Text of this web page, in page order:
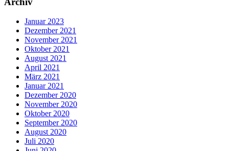
Januar 2023
Dezember 2021
November 2021
Oktober 2021
August 2021
April 2021
März 2021
Januar 2021
Dezember 2020
November 2020
Oktober 2020
September 2020
August 2020
Juli 2020